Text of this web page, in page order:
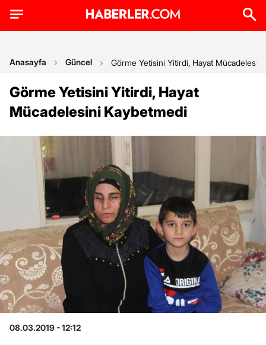
Anasayfa Güncel Görme Yetisini Yitirdi, Hayat
Görme Yetisini Yitirdi, Hayat
Mücadelesini Kaybetmedi
08.03.2019 - 12:12